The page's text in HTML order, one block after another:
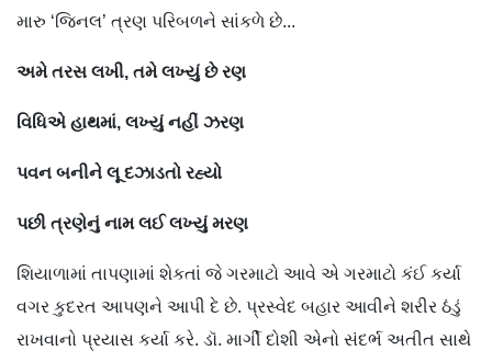
મારુ ‘જિનલ’ ત્રણ પરિબળને સાંકળે છે...
અમે તરસ લખી, તમે લખ્યું છે રણ
વિધિએ હાથમાં, લખ્યું નહીં ઝરણ
પવન બનીને લૂ દઝાડતો રહ્યો
પછી ત્રણેનું નામ લઈ લખ્યું મરણ
શિયાળામાં તાપણામાં શેકતાં જે ગરમાટો આવે એ ગરમાટો કંઈ કર્યા
વગર કુદરત આપણને આપી દે છે. પ્રસ્વેદ બહાર આવીને શરીર ઠંડું
રાખવાનો પ્રયાસ કર્યા કરે. ડૉ. માર્ગી દોશી એનો સંદર્ભ અતીત સાથે